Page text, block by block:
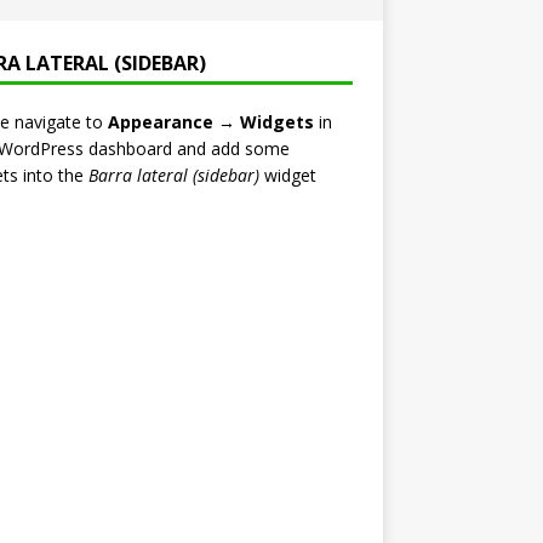
LATERAL (SIDEBAR)
navigate to Appearance → Widgets in
dashboard and add some
into the Barra lateral (sidebar)widget